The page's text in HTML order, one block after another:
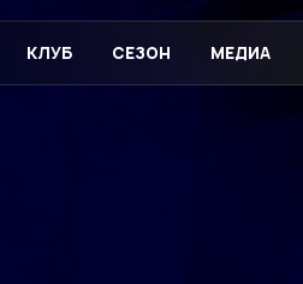
КЛУБ СЕЗОН МЕДИА